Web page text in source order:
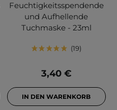
Feuchtigkeitsspendende
und Aufhellende
Tuchmaske - 23ml
19
3,40 €
IN DEN WARENKORB